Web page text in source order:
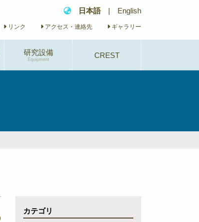
日本語 | English
リンク アクセス・連絡先 ギャラリー
研究設備
Equipment
CREST
カテゴリ